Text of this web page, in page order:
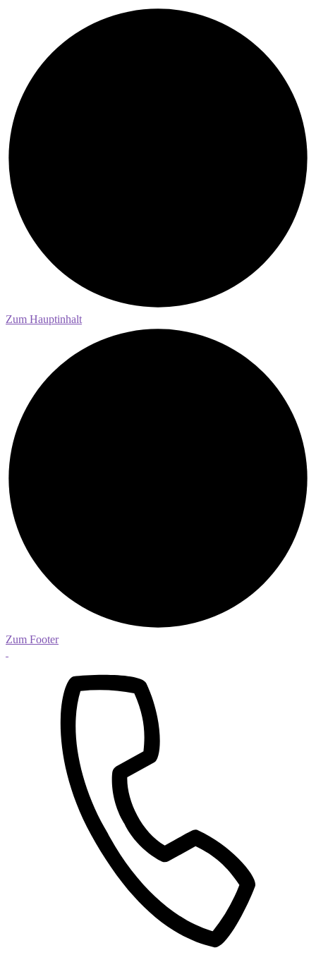
Zum Hauptinhalt
Zum Footer